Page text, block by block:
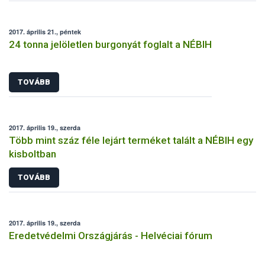
2017. április 21., péntek
24 tonna jelöletlen burgonyát foglalt a NÉBIH
TOVÁBB
2017. április 19., szerda
Több mint száz féle lejárt terméket talált a NÉBIH egy
kisboltban
TOVÁBB
2017. április 19., szerda
Eredetvédelmi Országjárás - Helvéciai fórum